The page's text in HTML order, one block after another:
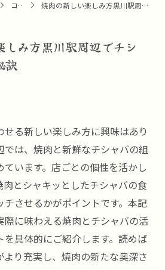
コラム 焼肉の新しい楽しみ方黒川駅周辺でチシャバを活かす秘訣
しみ方黒川駅周辺でチシ
訣
る新しい楽しみ方に興味はあり
では、焼肉と新鮮なチシャバの組
います。店ごとの個性を活かし
肉とシャキッとしたチシャバの食
させるかがポイントです。本記
際に味わえる焼肉とチシャバの活
を具体的にご紹介します。読めば
り充実し、焼肉の新たな奥深さ